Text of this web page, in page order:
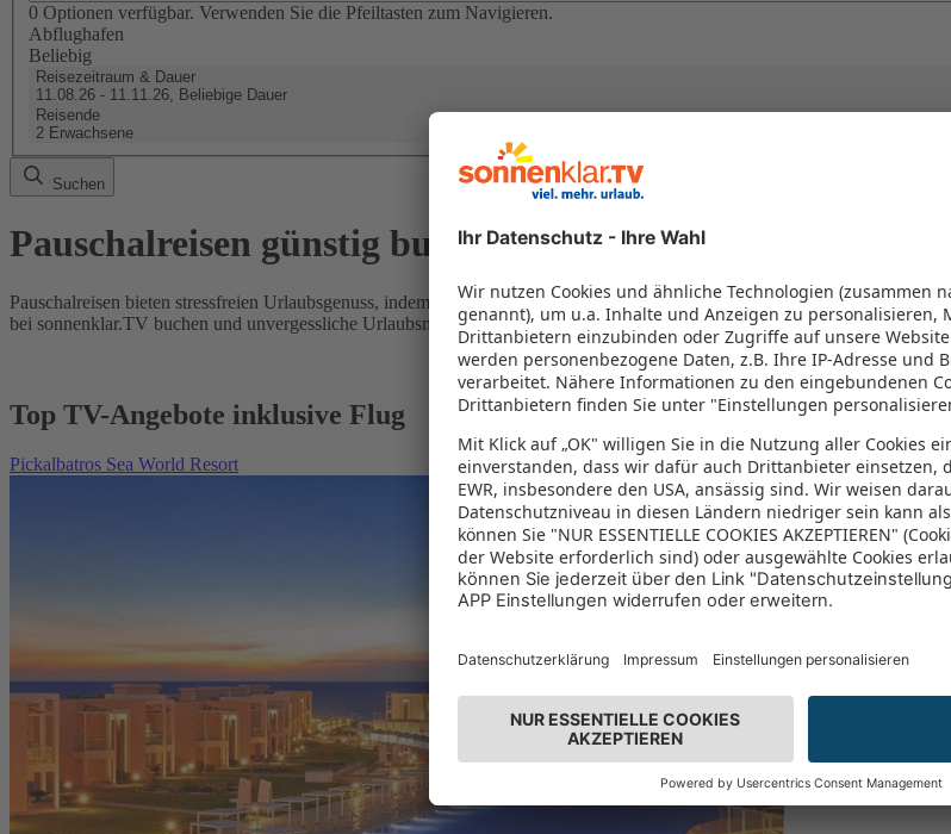
0 Optionen verfügbar. Verwenden Sie die Pfeiltasten zum Navigieren.
Abflughafen
Beliebig
Reisezeitraum & Dauer
11.08.26 - 11.11.26, Beliebige Dauer
Reisende
2 Erwachsene
Suchen
Pauschalreisen günstig buchen
Pauschalreisen bieten stressfreien Urlaubsgenuss, indem Flug und Hotel in einem Paket kombiniert werden – das spart Zeit
bei sonnenklar.TV buchen und unvergessliche Urlaubsmomente erleben!
Top TV-Angebote inklusive Flug
Pickalbatros Sea World Resort